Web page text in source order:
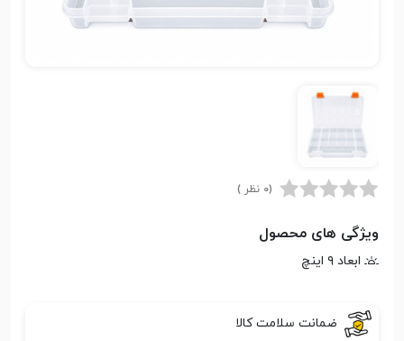
(0 نظر )
ویژگی های محصول
ابعاد ۹ اینچ
ضمانت سلامت کالا